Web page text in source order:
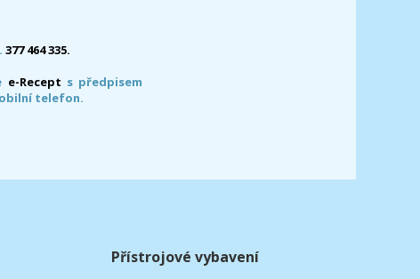
377 464 335.
e-Recept s předpisem
telefon.
Přístrojové vybavení